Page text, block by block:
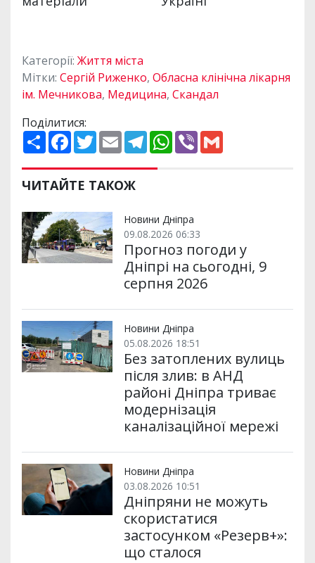
Категорії: Життя міста
Мітки: Сергій Риженко, Обласна клінічна лікарня
ім. Мечникова, Медицина, Скандал
Поділитися:
П
о
и
р
и
и
F
a
e
b
o
k
T
w
t
t
e
E
m
i
l
T
e
e
m
W
h
p
V
ЧИТАЙТЕ ТАКОЖ
Новини Дніпра
09.08.2026 06:33
Прогноз погоди у
Дніпрі на сьогодні, 9
серпня 2026
Новини Дніпра
05.08.2026 18:51
Без затоплених вулиць
після злив: в АНД
районі Дніпра триває
модернізація
каналізаційної мережі
Новини Дніпра
03.08.2026 10:51
Дніпряни не можуть
скористатися
застосунком «Резерв+»:
що сталося